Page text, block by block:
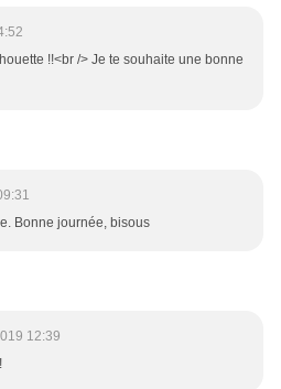
!!<br /> Je te souhaite une bonne
Bonne journée, bisous
12:39